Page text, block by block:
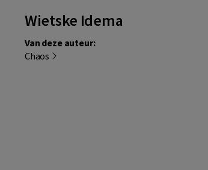
Wietske Idema
Van deze auteur:
Chaos